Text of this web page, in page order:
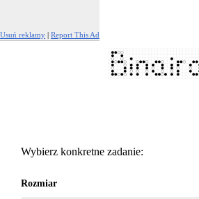
Usuń reklamy | Report This Ad
Wybierz konkretne zadanie:
Rozmiar